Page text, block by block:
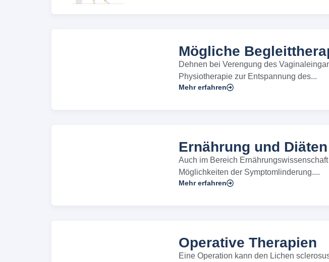
Mögliche
Dehnen bei Verengung des
Physiotherapie zur Entspannung des...
Mehr erfahren
Ernährung und Diäten
Auch im Bereich
Möglichkeiten der Symptomlinderung....
Mehr erfahren
Operative Therapien
Eine Operation kann den Lichen